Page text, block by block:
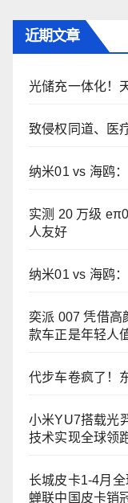
近期文章
光储充一体化！
致侵权同道、医
纳米01 vs 海鸥
实测 20 万级
人友好
纳米01 vs 海鸥
奕派 007 凭借高
款车正是年轻人
代步车卷疯了！
小米YU7搭载光
技术实现全球领
长城皮卡1-4月
蝉联中国皮卡销